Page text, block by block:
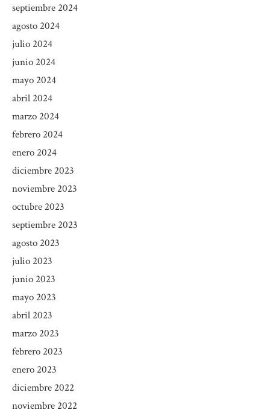
septiembre 2024
agosto 2024
julio 2024
junio 2024
mayo 2024
abril 2024
marzo 2024
febrero 2024
enero 2024
diciembre 2023
noviembre 2023
octubre 2023
septiembre 2023
agosto 2023
julio 2023
junio 2023
mayo 2023
abril 2023
marzo 2023
febrero 2023
enero 2023
diciembre 2022
noviembre 2022